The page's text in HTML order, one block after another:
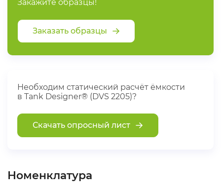
Закажите образцы!
Заказать образцы
Необходим статический расчёт ёмкости
в Tank Designer® (DVS 2205)?
Скачать опросный лист
Номенклатура